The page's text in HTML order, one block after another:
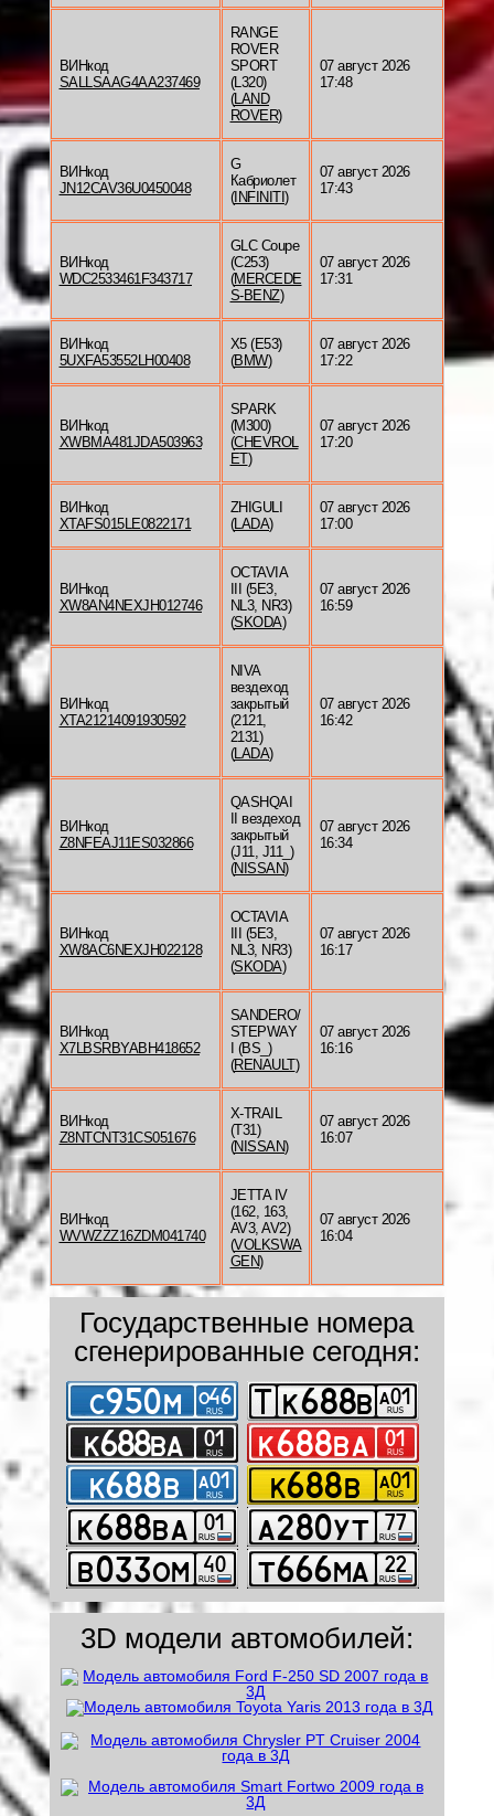
ВИНкод
SALLSAAG4AA237469
RANGE
ROVER
SPORT
(L320)
(LAND
ROVER)
07 август 2026
17:48
ВИНкод
JN12CAV36U0450048
G
Кабриолет
(INFINITI)
07 август 2026
17:43
ВИНкод
WDC2533461F343717
GLC Coupe
(C253)
(MERCEDE
S-BENZ)
07 август 2026
17:31
ВИНкод
5UXFA53552LH00408
X5 (E53)
(BMW)
07 август 2026
17:22
ВИНкод
XWBMA481JDA503963
SPARK
(M300)
(CHEVROL
ET)
07 август 2026
17:20
ВИНкод
XTAFS015LE0822171
ZHIGULI
(LADA)
07 август 2026
17:00
ВИНкод
XW8AN4NEXJH012746
OCTAVIA
III (5E3,
NL3, NR3)
(SKODA)
07 август 2026
16:59
ВИНкод
XTA21214091930592
NIVA
вездеход
закрытый
(2121,
2131)
(LADA)
07 август 2026
16:42
ВИНкод
Z8NFEAJ11ES032866
QASHQAI
II вездеход
закрытый
(J11, J11_)
(NISSAN)
07 август 2026
16:34
ВИНкод
XW8AC6NEXJH022128
OCTAVIA
III (5E3,
NL3, NR3)
(SKODA)
07 август 2026
16:17
ВИНкод
X7LBSRBYABH418652
SANDERO/
STEPWAY
I (BS_)
(RENAULT)
07 август 2026
16:16
ВИНкод
Z8NTCNT31CS051676
X-TRAIL
(T31)
(NISSAN)
07 август 2026
16:07
ВИНкод
WVWZZZ16ZDM041740
JETTA IV
(162, 163,
AV3, AV2)
(VOLKSWA
GEN)
07 август 2026
16:04
Государственные номера
сгенерированные сегодня:
3D модели автомобилей: